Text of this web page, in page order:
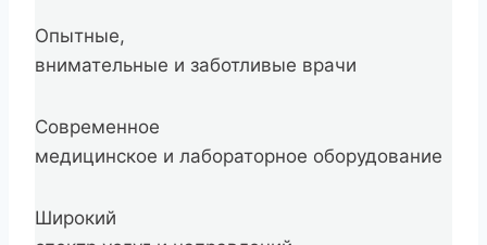
Опытные,
внимательные и заботливые врачи
Современное
медицинское и лабораторное оборудование
Широкий